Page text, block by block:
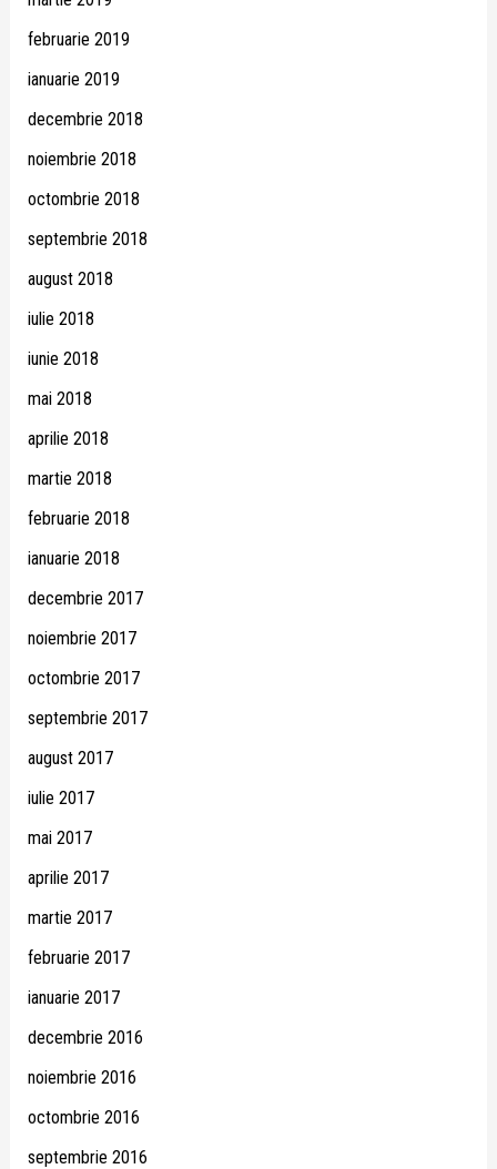
februarie 2019
ianuarie 2019
decembrie 2018
noiembrie 2018
octombrie 2018
septembrie 2018
august 2018
iulie 2018
iunie 2018
mai 2018
aprilie 2018
martie 2018
februarie 2018
ianuarie 2018
decembrie 2017
noiembrie 2017
octombrie 2017
septembrie 2017
august 2017
iulie 2017
mai 2017
aprilie 2017
martie 2017
februarie 2017
ianuarie 2017
decembrie 2016
noiembrie 2016
octombrie 2016
septembrie 2016